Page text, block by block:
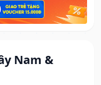
Nam &